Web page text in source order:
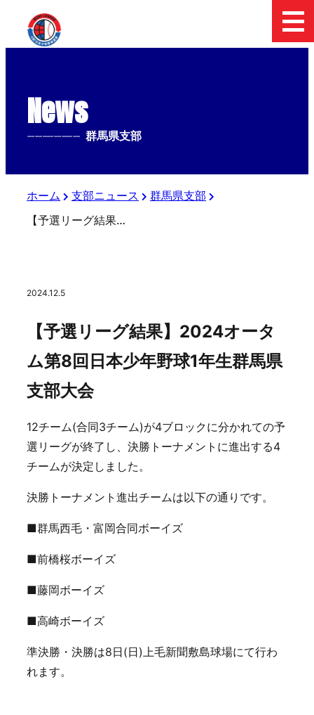
News
-------------- 群馬県支部
ホーム 支部ニュース
群馬県支部
【予選リーグ結果】2024オータム第8回日本少年野球1年生群馬県支部大会
2024.12.5
【予選リーグ結果】2024オータ
ム第8回日本少年野球1年生群馬県
支部大会
12チーム(合同3チーム)が4ブロックに分かれての予
選リーグが終了し、決勝トーナメントに進出する4
チームが決定しました。
決勝トーナメント進出チームは以下の通りです。
■群馬西毛・富岡合同ボーイズ
■前橋桜ボーイズ
■藤岡ボーイズ
■高崎ボーイズ
準決勝・決勝は8日(日)上毛新聞敷島球場にて行わ
れます。